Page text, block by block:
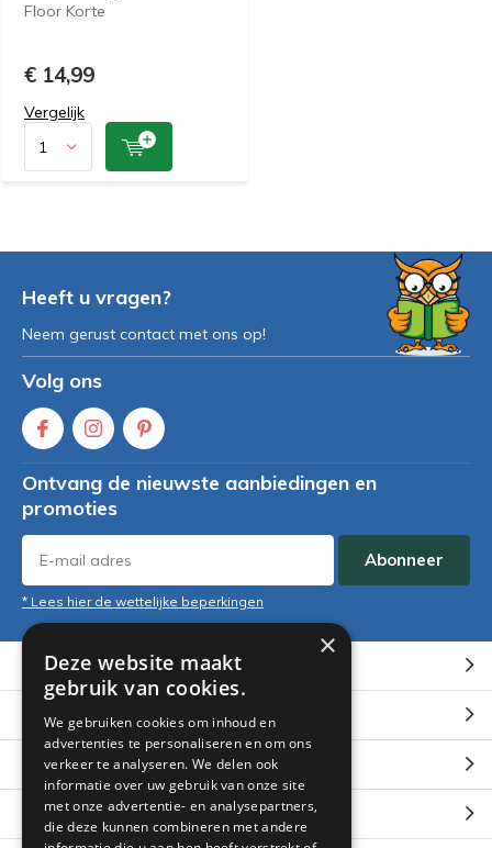
Floor Korte
€ 14,99
Vergelijk
Heeft u vragen?
Neem gerust contact met ons op!
Volg ons
Ontvang de nieuwste aanbiedingen en
promoties
Abonneer
* Lees hier de wettelijke beperkingen
Klantenservice
Mijn account
Categorieën
Contact
×
Deze website maakt
gebruik van cookies.
We gebruiken cookies om inhoud en
advertenties te personaliseren en om ons
verkeer te analyseren. We delen ook
informatie over uw gebruik van onze site
met onze advertentie- en analysepartners,
die deze kunnen combineren met andere